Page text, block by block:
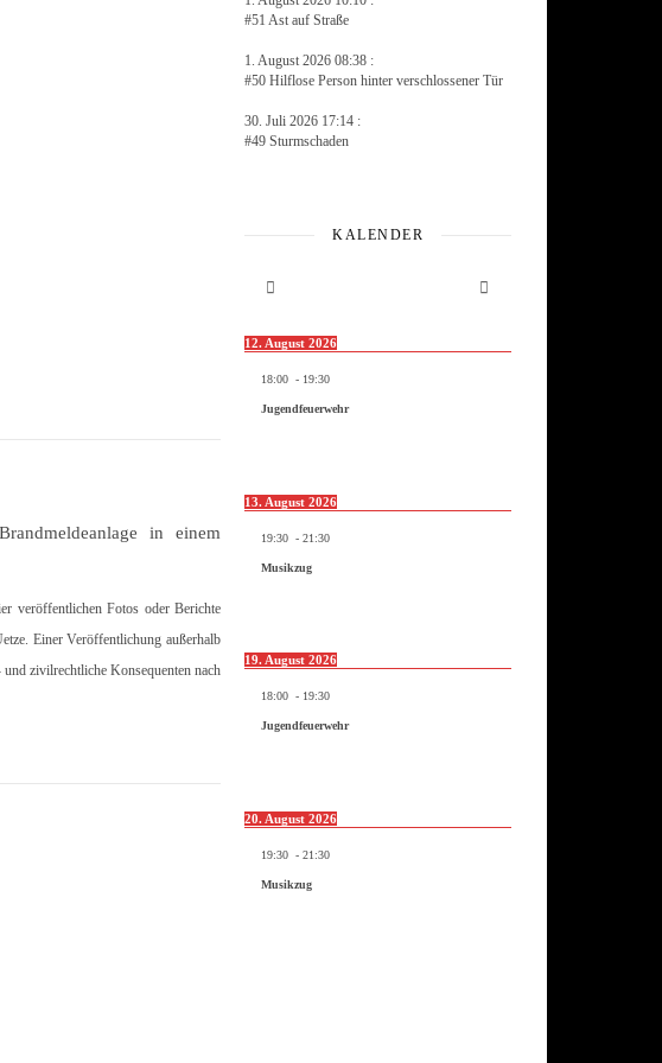
in einem
veröffentlichen Fotos oder Berichte
Einer Veröffentlichung außerhalb
zivilrechtliche Konsequenten nach
#51 Ast auf Straße
1. August 2026 08:38 :
#50 Hilflose Person hinter verschlossener Tür
30. Juli 2026 17:14 :
#49 Sturmschaden
KALENDER
12. August 2026
18:00 - 19:30
Jugendfeuerwehr
13. August 2026
19:30 - 21:30
Musikzug
19. August 2026
18:00 - 19:30
Jugendfeuerwehr
20. August 2026
19:30 - 21:30
Musikzug